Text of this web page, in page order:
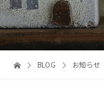
BLOG お知らせ